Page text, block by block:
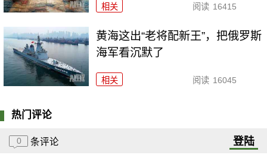
相关 阅读 16415
黄海这出“老将配新王”，把俄罗斯
海军看沉默了
相关 阅读 16045
热门评论
0 条评论 登陆